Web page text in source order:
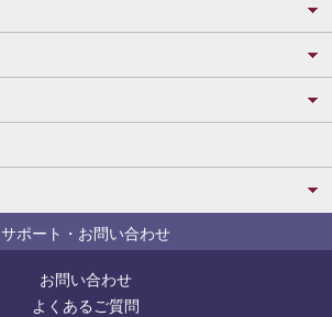
サポート・お問い合わせ
お問い合わせ
よくあるご質問